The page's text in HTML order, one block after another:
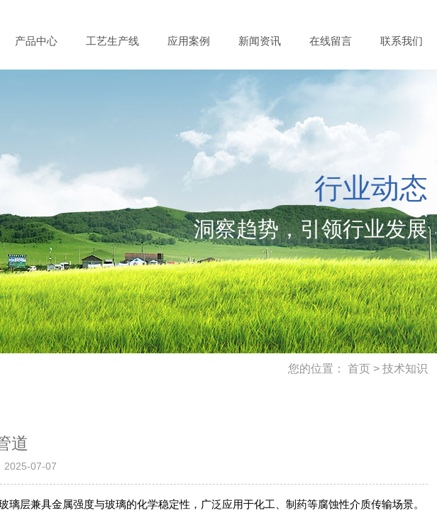
产品中心 工艺生产线 应用案例 新闻资讯 在线留言 联系我们
行业动态
洞察趋势，引领行业发展
您的位置： 首页> 技术知识
道
07-07
层兼具金属强度与玻璃的化学稳定性，广泛应用于化工、制药等腐蚀性介质传输场景。